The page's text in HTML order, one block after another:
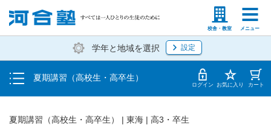
校舎・教室 メニュー
塾生の方 高等学校の先生
学年と地域を選択 設定
夏期講習（高校生・高卒生）
受講料・お申し込み方法
受講開始までの流れ
校舎・教室一覧 ログイン お気に入り カート
夏期講習（高校生・高卒生） | 東海 | 高3・卒生